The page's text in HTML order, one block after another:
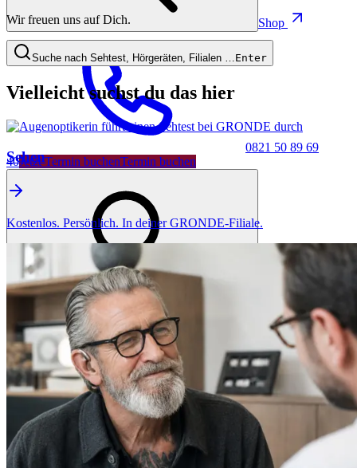
Shop
0821 50 89 69
40Jetzt Termin buchenTermin buchen
Wir freuen uns auf Dich.
Suche nach Sehtest, Hörgeräten, Filialen … Enter
Vielleicht suchst du das hier
Sehen
Kostenlos. Persönlich. In deiner GRONDE-Filiale.